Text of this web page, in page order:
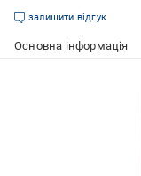
залишити відгук
Основна інформація